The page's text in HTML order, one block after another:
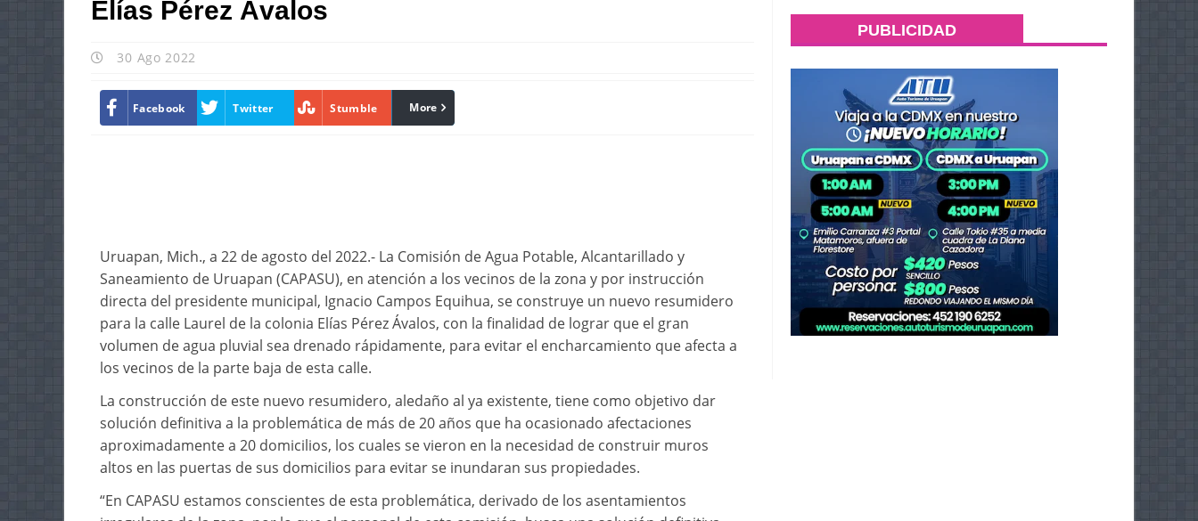
Elías Pérez Ávalos
30 Ago 2022
Facebook Twitter Stumble linkedin
More
Uruapan, Mich., a 22 de agosto del 2022.- La Comisión de Agua Potable, Alcantarillado y
Saneamiento de Uruapan (CAPASU), en atención a los vecinos de la zona y por instrucción
directa del presidente municipal, Ignacio Campos Equihua, se construye un nuevo resumidero
para la calle Laurel de la colonia Elías Pérez Ávalos, con la finalidad de lograr que el gran
volumen de agua pluvial sea drenado rápidamente, para evitar el encharcamiento que afecta a
los vecinos de la parte baja de esta calle.
La construcción de este nuevo resumidero, aledaño al ya existente, tiene como objetivo dar
solución definitiva a la problemática de más de 20 años que ha ocasionado afectaciones
aproximadamente a 20 domicilios, los cuales se vieron en la necesidad de construir muros
altos en las puertas de sus domicilios para evitar se inundaran sus propiedades.
“En CAPASU estamos conscientes de esta problemática, derivado de los asentamientos
PUBLICIDAD